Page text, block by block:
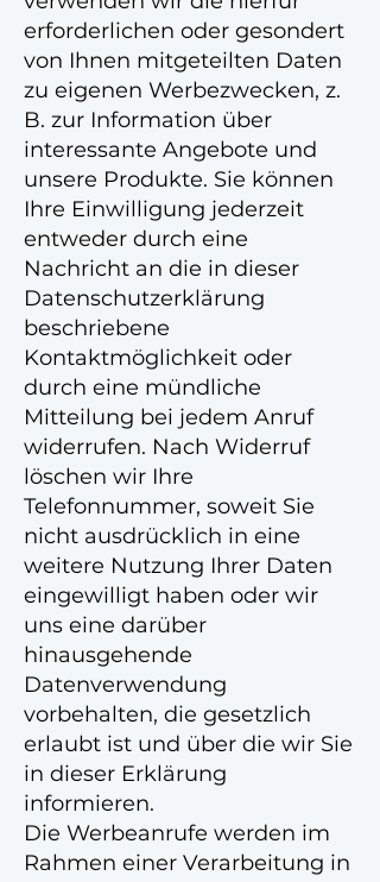
erforderlichen oder gesondert
von Ihnen mitgeteilten Daten
zu eigenen Werbezwecken, z.
B. zur Information über
interessante Angebote und
unsere Produkte. Sie können
Ihre Einwilligung jederzeit
entweder durch eine
Nachricht an die in dieser
Datenschutzerklärung
beschriebene
Kontaktmöglichkeit oder
durch eine mündliche
Mitteilung bei jedem Anruf
widerrufen. Nach Widerruf
löschen wir Ihre
Telefonnummer, soweit Sie
nicht ausdrücklich in eine
weitere Nutzung Ihrer Daten
eingewilligt haben oder wir
uns eine darüber
hinausgehende
Datenverwendung
vorbehalten, die gesetzlich
erlaubt ist und über die wir Sie
in dieser Erklärung
informieren.
Die Werbeanrufe werden im
Rahmen einer Verarbeitung in